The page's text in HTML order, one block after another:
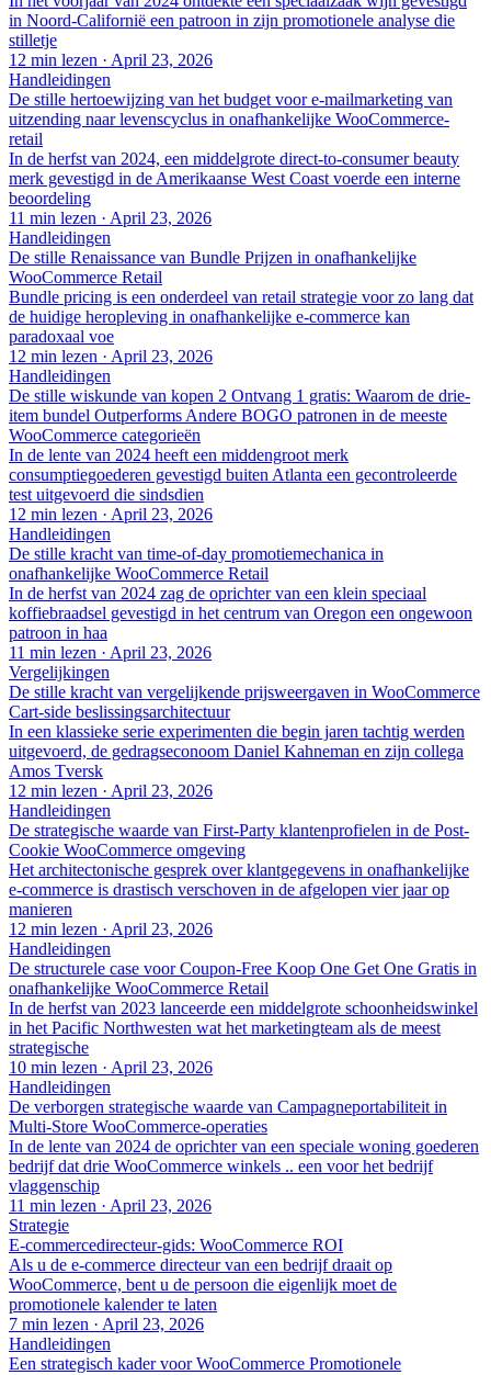
in Noord-Californië een patroon in zijn promotionele analyse die
stilletje
12 min lezen · April 23, 2026
Handleidingen
De stille hertoewijzing van het budget voor e-mailmarketing van
uitzending naar levenscyclus in onafhankelijke WooCommerce-
retail
In de herfst van 2024, een middelgrote direct-to-consumer beauty
merk gevestigd in de Amerikaanse West Coast voerde een interne
beoordeling
11 min lezen · April 23, 2026
Handleidingen
De stille Renaissance van Bundle Prijzen in onafhankelijke
WooCommerce Retail
Bundle pricing is een onderdeel van retail strategie voor zo lang dat
de huidige heropleving in onafhankelijke e-commerce kan
paradoxaal voe
12 min lezen · April 23, 2026
Handleidingen
De stille wiskunde van kopen 2 Ontvang 1 gratis: Waarom de drie-
item bundel Outperforms Andere BOGO patronen in de meeste
WooCommerce categorieën
In de lente van 2024 heeft een middengroot merk
consumptiegoederen gevestigd buiten Atlanta een gecontroleerde
test uitgevoerd die sindsdien
12 min lezen · April 23, 2026
Handleidingen
De stille kracht van time-of-day promotiemechanica in
onafhankelijke WooCommerce Retail
In de herfst van 2024 zag de oprichter van een klein speciaal
koffiebraadsel gevestigd in het centrum van Oregon een ongewoon
patroon in haa
11 min lezen · April 23, 2026
Vergelijkingen
De stille kracht van vergelijkende prijsweergaven in WooCommerce
Cart-side beslissingsarchitectuur
In een klassieke serie experimenten die begin jaren tachtig werden
uitgevoerd, de gedragseconoom Daniel Kahneman en zijn collega
Amos Tversk
12 min lezen · April 23, 2026
Handleidingen
De strategische waarde van First-Party klantenprofielen in de Post-
Cookie WooCommerce omgeving
Het architectonische gesprek over klantgegevens in onafhankelijke
e-commerce is drastisch verschoven in de afgelopen vier jaar op
manieren
12 min lezen · April 23, 2026
Handleidingen
De structurele case voor Coupon-Free Koop One Get One Gratis in
onafhankelijke WooCommerce Retail
In de herfst van 2023 lanceerde een middelgrote schoonheidswinkel
in het Pacific Northwesten wat het marketingteam als de meest
strategische
10 min lezen · April 23, 2026
Handleidingen
De verborgen strategische waarde van Campagneportabiliteit in
Multi-Store WooCommerce-operaties
In de lente van 2024 de oprichter van een speciale woning goederen
bedrijf dat drie WooCommerce winkels .. een voor het bedrijf
vlaggenschip
11 min lezen · April 23, 2026
Strategie
E-commercedirecteur-gids: WooCommerce ROI
Als u de e-commerce directeur van een bedrijf draait op
WooCommerce, bent u de persoon die eigenlijk moet de
promotionele kalender te laten
7 min lezen · April 23, 2026
Handleidingen
Een strategisch kader voor WooCommerce Promotionele